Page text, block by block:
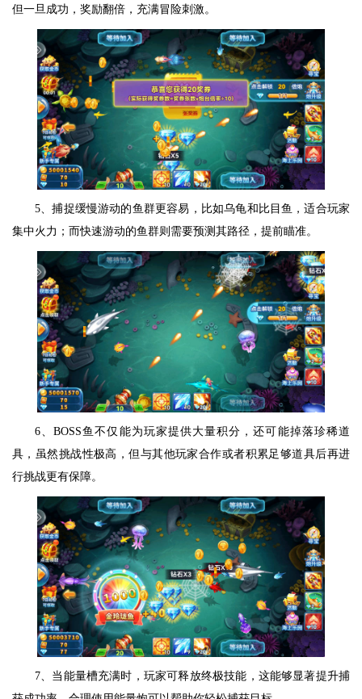
但一旦成功，奖励翻倍，充满冒险刺激。
5、捕捉缓慢游动的鱼群更容易，比如乌龟和比目鱼，适合玩家
集中火力；而快速游动的鱼群则需要预测其路径，提前瞄准。
6、BOSS鱼不仅能为玩家提供大量积分，还可能掉落珍稀道
具，虽然挑战性极高，但与其他玩家合作或者积累足够道具后再进
行挑战更有保障。
7、当能量槽充满时，玩家可释放终极技能，这能够显著提升捕